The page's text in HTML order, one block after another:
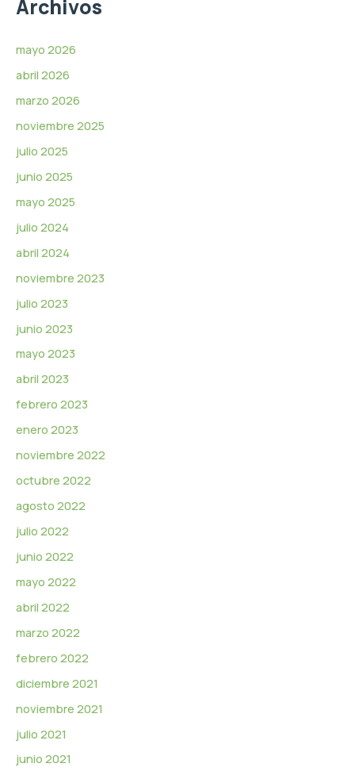
v
d
o
Archivos
mayo 2026
abril 2026
marzo 2026
noviembre 2025
julio 2025
junio 2025
mayo 2025
julio 2024
abril 2024
noviembre 2023
julio 2023
junio 2023
mayo 2023
abril 2023
febrero 2023
enero 2023
noviembre 2022
octubre 2022
agosto 2022
julio 2022
junio 2022
mayo 2022
abril 2022
marzo 2022
febrero 2022
diciembre 2021
noviembre 2021
julio 2021
junio 2021